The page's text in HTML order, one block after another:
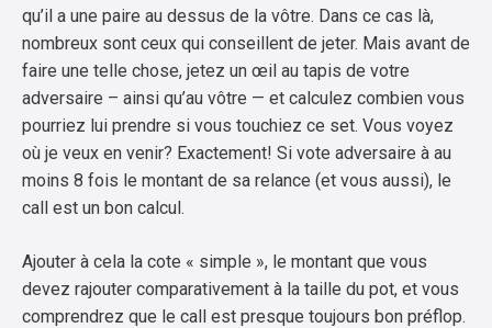
qu’il a une paire au dessus de la vôtre. Dans ce cas là,
nombreux sont ceux qui conseillent de jeter. Mais avant de
faire une telle chose, jetez un œil au tapis de votre
adversaire – ainsi qu’au vôtre — et calculez combien vous
pourriez lui prendre si vous touchiez ce set. Vous voyez
où je veux en venir? Exactement! Si vote adversaire à au
moins 8 fois le montant de sa relance (et vous aussi), le
call est un bon calcul.
Ajouter à cela la cote « simple », le montant que vous
devez rajouter comparativement à la taille du pot, et vous
comprendrez que le call est presque toujours bon préflop.